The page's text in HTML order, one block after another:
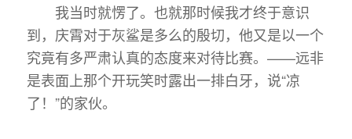
我当时就愣了。也就那时候我才终于意识
到，庆霄对于灰鲨是多么的殷切，他又是以一个
究竟有多严肃认真的态度来对待比赛。——远非
是表面上那个开玩笑时露出一排白牙，说“凉
了！”的家伙。